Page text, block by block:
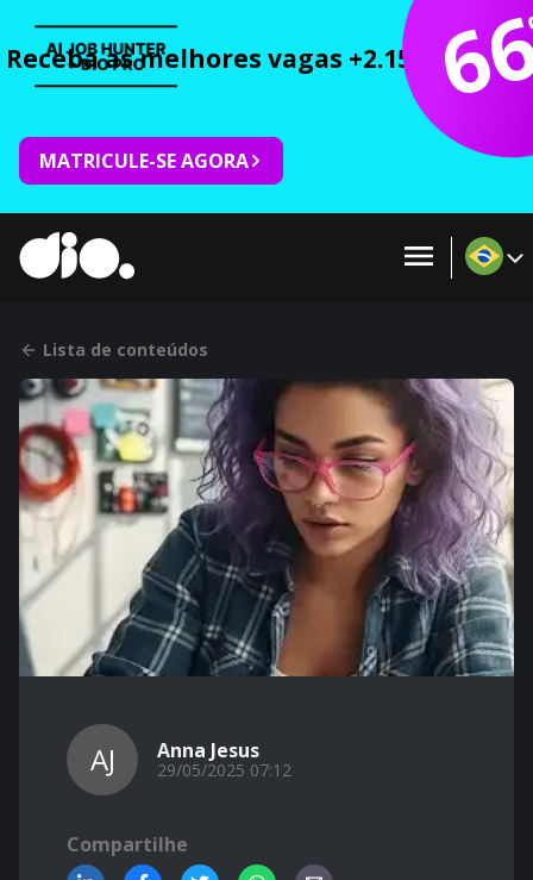
Receba as melhores vagas +2.150 cursos
MATRICULE-SE AGORA
Lista de conteúdos
AJ Anna Jesus
29/05/2025 07:12
Compartilhe